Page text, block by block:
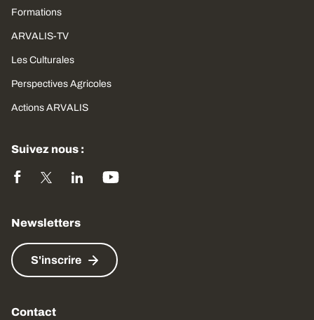
Formations
ARVALIS-TV
Les Culturales
Perspectives Agricoles
Actions ARVALIS
Suivez nous :
Newsletters
S'inscrire
Contact